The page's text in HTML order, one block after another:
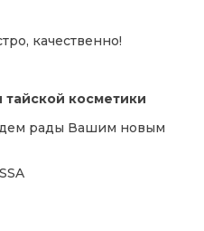
качественно!
тайской косметики
рады Вашим новым